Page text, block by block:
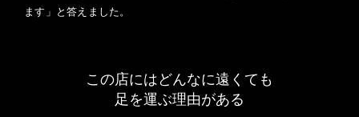
ます」と答えました。
この店にはどんなに遠くても
足を運ぶ理由がある